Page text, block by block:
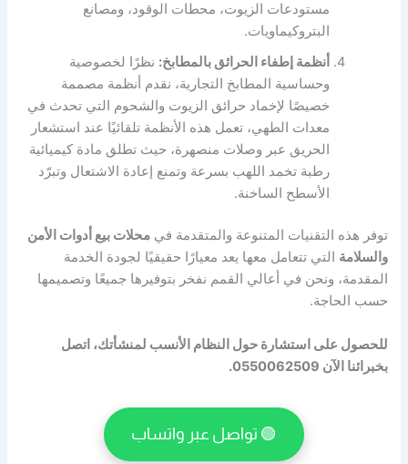
مستودعات الزيوت، محطات الوقود، ومصانع
البتروكيماويات.
أنظمة إطفاء الحرائق بالمطابخ: نظرًا لخصوصية
وحساسية المطابخ التجارية، نقدم أنظمة مصممة
خصيصًا لإخماد حرائق الزيوت والشحوم التي تحدث في
معدات الطهي، تعمل هذه الأنظمة تلقائيًا عند استشعار
الحريق عبر وصلات منصهرة، حيث تطلق مادة كيميائية
رطبة تخمد اللهب بسرعة وتمنع إعادة الاشتعال وتبرّد
الأسطح الساخنة.
توفر هذه التقنيات المتنوعة والمتقدمة فيمحلات بيع أدوات الأمن
والسلامة التي تتعامل معها يعد معيارًا حقيقيًا لجودة الخدمة
المقدمة، ونحن في أعالي القمم نفخر بتوفيرها جميعًا وتصميمها
حسب الحاجة.
للحصول على استشارة حول النظام الأنسب لمنشأتك، اتصل
بخبرائنا الآن 0550062509.
🟢 تواصل عبر واتساب